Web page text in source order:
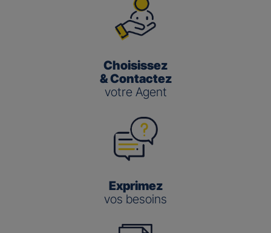
Choisissez
& Contactez
votre Agent
Exprimez
vos besoins